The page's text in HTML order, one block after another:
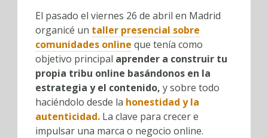
El pasado el viernes 26 de abril en Madrid
organicé un taller presencial sobre
comunidades online que tenía como
objetivo principal aprender a construir tu
propia tribu online basándonos en la
estrategia y el contenido, y sobre todo
haciéndolo desde la honestidad y la
autenticidad. La clave para crecer e
impulsar una marca o negocio online.